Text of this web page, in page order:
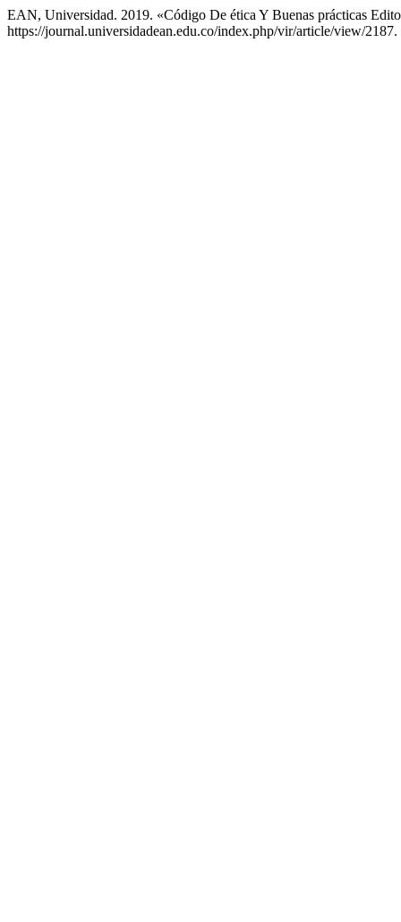
EAN, Universidad. 2019. «Código De ética Y Buenas prácticas
https://journal.universidadean.edu.co/index.php/vir/article/view/2187.